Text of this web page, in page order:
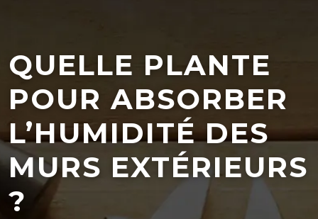
QUELLE PLANTE
POUR ABSORBER
L’HUMIDITÉ DES
MURS EXTÉRIEURS
?